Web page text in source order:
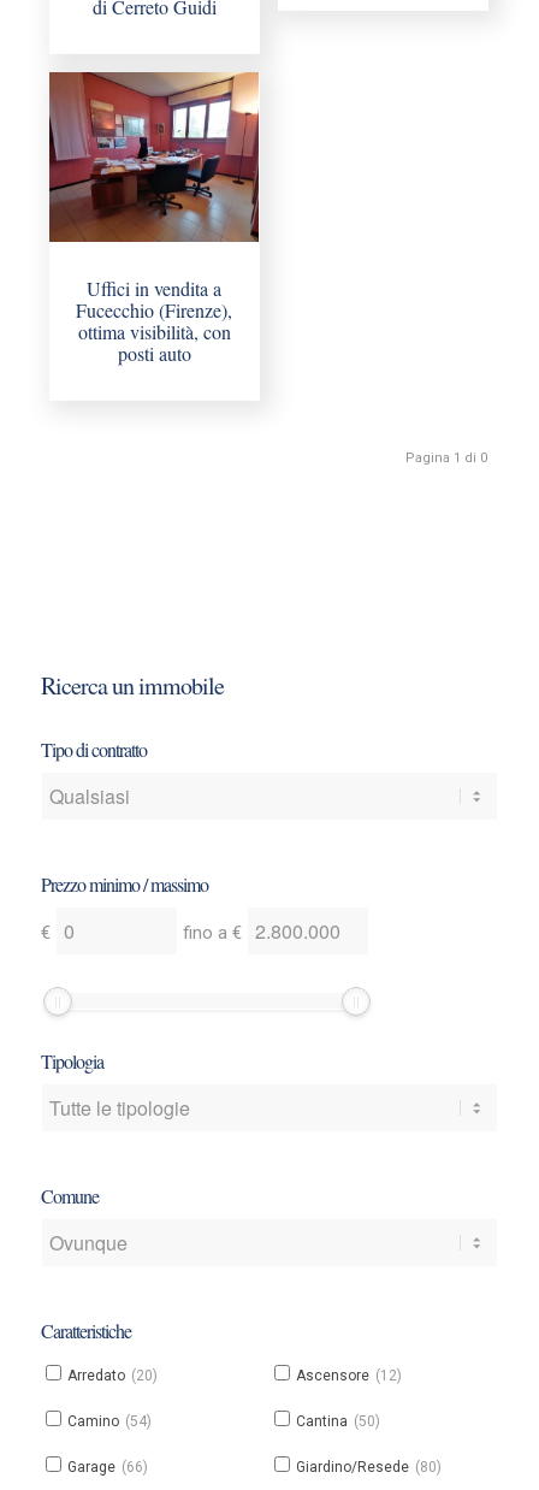
di Cerreto Guidi
Uffici in vendita a
Fucecchio (Firenze),
ottima visibilità, con
posti auto
Pagina 1 di 0
Ricerca un immobile
Tipo di contratto
Prezzo minimo / massimo
€
prezzo
minimo
fino a €
Tipologia
Comune
Caratteristiche
Arredato (20) Ascensore (12)
Camino (54) Cantina (50)
Garage (66) Giardino/Resede (80)